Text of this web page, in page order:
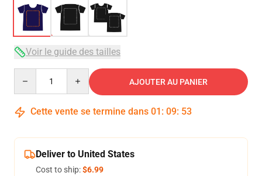
Voir le guide des tailles
AJOUTER AU PANIER
Cette vente se termine dans 01 : 09: 52
Deliver to United States
Cost to ship:$6.99